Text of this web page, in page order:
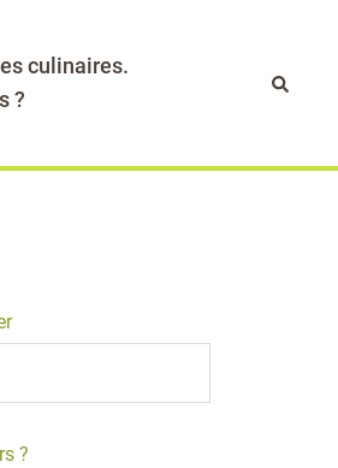
culinaires.
?
?